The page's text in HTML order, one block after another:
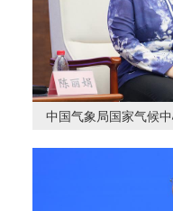
中国气象局国家气候